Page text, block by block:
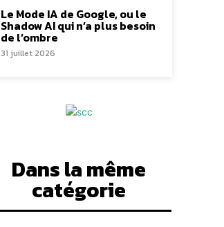
Le Mode IA de Google, ou le
Shadow AI qui n’a plus besoin
de l’ombre
31 juillet 2026
Dans la même
catégorie